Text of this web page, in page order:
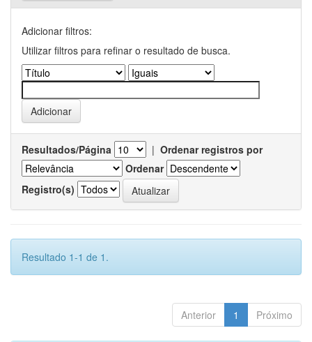
Adicionar filtros:
Utilizar filtros para refinar o resultado de busca.
Resultados/Página | Ordenar registros por
Ordenar
Registro(s)
Resultado 1-1 de 1.
Anterior 1 Próximo